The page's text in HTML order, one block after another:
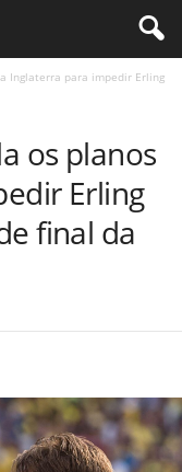
Inglaterra para impedir Erling
os planos
Erling
final da